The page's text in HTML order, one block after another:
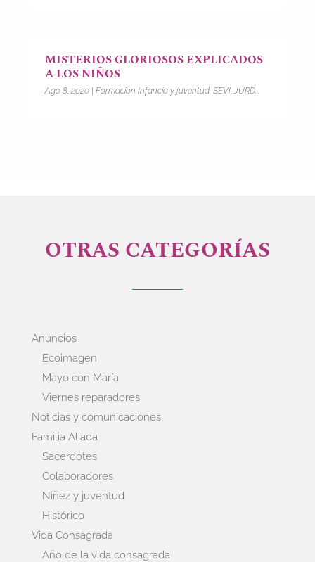
MISTERIOS GLORIOSOS EXPLICADOS
A LOS NIÑOS
Ago 8, 2020| Formación Infancia y juventud. SEVI, JURD...
OTRAS CATEGORÍAS
Anuncios
Ecoimagen
Mayo con María
Viernes reparadores
Noticias y comunicaciones
Familia Aliada
Sacerdotes
Colaboradores
Niñez y juventud
Histórico
Vida Consagrada
Año de la vida consagrada